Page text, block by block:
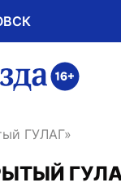
ГУЛАГ»